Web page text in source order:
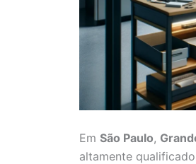
Em São Paulo,
altamente